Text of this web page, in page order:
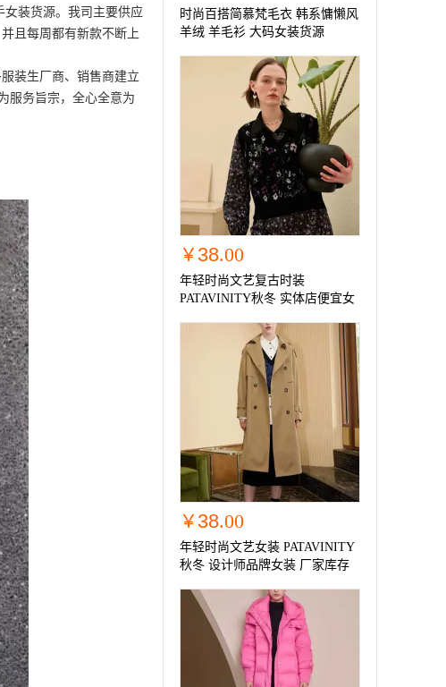
装货源。我司主要供应
且每周都有新款不断上
装生厂商、销售商建立
服务旨宗，全心全意为
时尚百搭简慕梵毛衣 韩系慵懒风
羊绒 羊毛衫 大码女装货源
￥ 38.00
年轻时尚文艺复古时装
PATAVINITY秋冬 实体店便宜女
￥ 38.00
年轻时尚文艺女装 PATAVINITY
秋冬 设计师品牌女装 厂家库存